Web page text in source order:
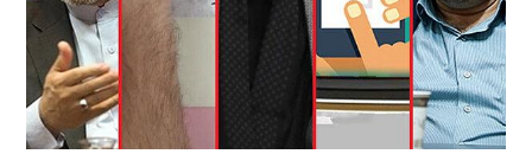
حوادث
علوم و فن آوری